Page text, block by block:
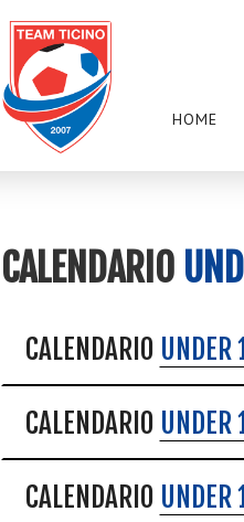
HOME
CALENDARIO
CALENDARIO UNDER
CALENDARIO UNDER
CALENDARIO UNDER